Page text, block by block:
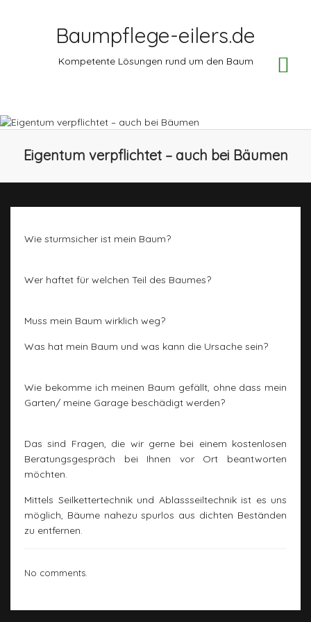
Baumpflege-eilers.de
Kompetente Lösungen rund um den Baum
Eigentum verpflichtet – auch bei Bäumen
Wie sturmsicher ist mein Baum?
Wer haftet für welchen Teil des Baumes?
Muss mein Baum wirklich weg?
Was hat mein Baum und was kann die Ursache sein?
Wie bekomme ich meinen Baum gefällt, ohne dass mein
Garten/ meine Garage beschädigt werden?
Das sind Fragen, die wir gerne bei einem kostenlosen
Beratungsgespräch bei Ihnen vor Ort beantworten
möchten.
Mittels Seilkettertechnik und Ablassseiltechnik ist es uns
möglich, Bäume nahezu spurlos aus dichten Beständen
zu entfernen.
No comments.